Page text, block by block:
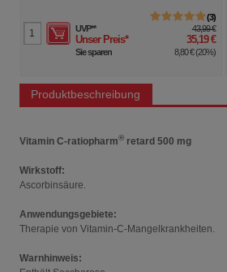
3
UVP** 43,99 €
Unser Preis* 35,19 €
Sie sparen 8,80 €(20%)
Produktbeschreibung
Vitamin C-ratiopharm®retard 500 mg
Wirkstoff:
Ascorbinsäure.
Anwendungsgebiete:
Therapie von Vitamin-C-Mangelkrankheiten.
Warnhinweis: